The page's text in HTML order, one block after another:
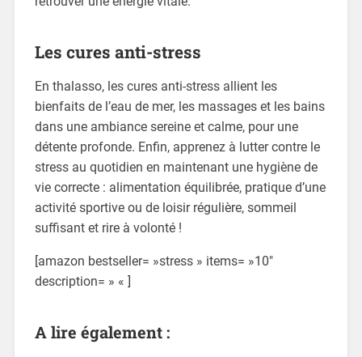
Les cures anti-stress
En thalasso, les cures anti-stress allient les
bienfaits de l’eau de mer, les massages et les bains
dans une ambiance sereine et calme, pour une
détente profonde. Enfin, apprenez à lutter contre le
stress au quotidien en maintenant une hygiène de
vie correcte : alimentation équilibrée, pratique d’une
activité sportive ou de loisir régulière, sommeil
suffisant et rire à volonté !
[amazon bestseller= »stress » items= »10″
description= » « ]
A lire également :